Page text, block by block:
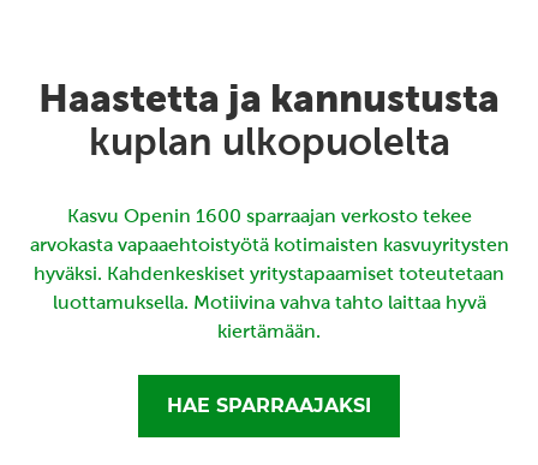
Haastetta ja kannustusta
kuplan ulkopuolelta
Kasvu Openin 1600 sparraajan verkosto tekee
arvokasta vapaaehtoistyötä kotimaisten kasvuyritysten
hyväksi. Kahdenkeskiset yritystapaamiset toteutetaan
luottamuksella. Motiivina vahva tahto laittaa hyvä
kiertämään.
HAE SPARRAAJAKSI